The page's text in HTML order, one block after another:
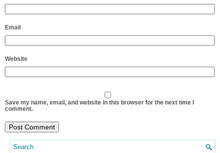
Email
Website
Save my name, email, and website in this browser for the next time I
comment.